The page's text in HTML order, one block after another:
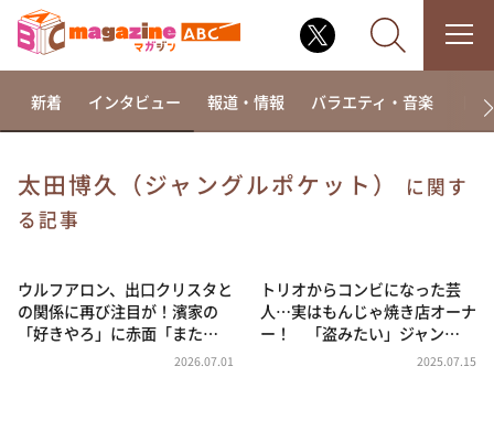
なるみ・岡村の過ぎるTV
これ余談なんですけど・・・
～人生密着トークバラエティ！～ やすとものいたっ
て真剣です
新着 インタビュー 報道・情報 バラエティ・音楽 ド
太田博久（ジャングルポケット）
に関す
る記事
ウルフアロン、出口クリスタと
の関係に再び注目が！濱家の
「好きやろ」に赤面「また…
2026.07.01
トリオからコンビになった芸
人…実はもんじゃ焼き店オーナ
ー！ 「盗みたい」ジャン…
2025.07.15